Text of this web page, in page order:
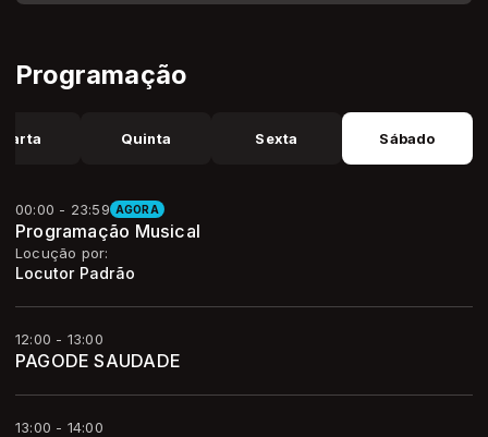
Programação
Quinta Sexta Sábado
00:00 - 23:59 AGORA
Programação Musical
Locução por:
Locutor Padrão
12:00 - 13:00
PAGODE SAUDADE
13:00 - 14:00